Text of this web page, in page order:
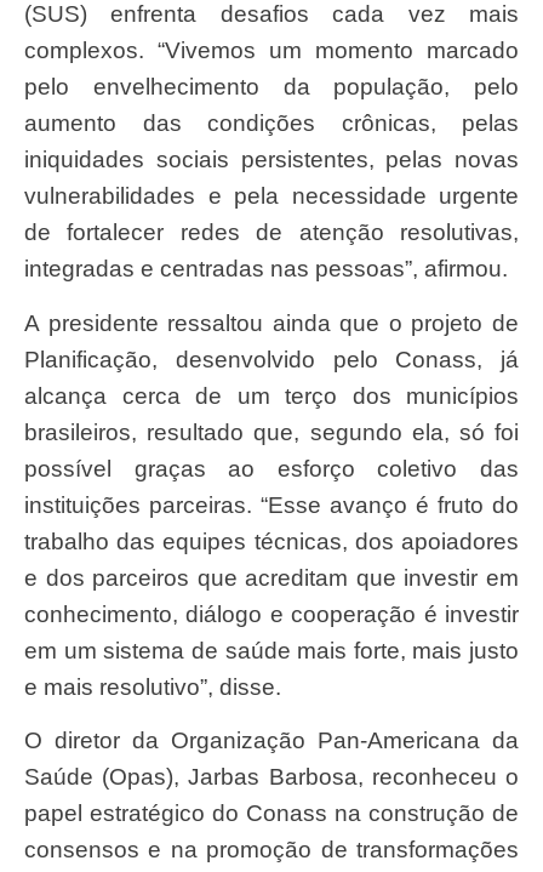
(SUS) enfrenta desafios cada vez mais
complexos. “Vivemos um momento marcado
pelo envelhecimento da população, pelo
aumento das condições crônicas, pelas
iniquidades sociais persistentes, pelas novas
vulnerabilidades e pela necessidade urgente
de fortalecer redes de atenção resolutivas,
integradas e centradas nas pessoas”, afirmou.
A presidente ressaltou ainda que o projeto de
Planificação, desenvolvido pelo Conass, já
alcança cerca de um terço dos municípios
brasileiros, resultado que, segundo ela, só foi
possível graças ao esforço coletivo das
instituições parceiras. “Esse avanço é fruto do
trabalho das equipes técnicas, dos apoiadores
e dos parceiros que acreditam que investir em
conhecimento, diálogo e cooperação é investir
em um sistema de saúde mais forte, mais justo
e mais resolutivo”, disse.
O diretor da Organização Pan-Americana da
Saúde (Opas), Jarbas Barbosa, reconheceu o
papel estratégico do Conass na construção de
consensos e na promoção de transformações